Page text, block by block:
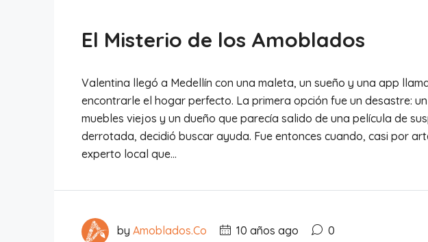
El Misterio de los Amoblados
Valentina llegó a Medellín con una maleta, un sueño y una app
encontrarle el hogar perfecto. La primera opción fue un desastre:
muebles viejos y un dueño que parecía salido de una película de
derrotada, decidió buscar ayuda. Fue entonces cuando, casi por
experto local que...
by Amoblados.Co 10 años ago 0